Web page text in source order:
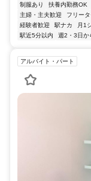
制服あり 扶養内勤務OK
主婦・主夫歓迎
フリー
経験者歓迎
駅ナカ 月1
駅近5分以内
週2・3日か
アルバイト・パート